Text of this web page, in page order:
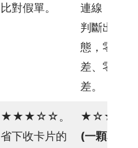
比對假單。
連線，自動
判斷出勤狀
態，零時
差、零誤
差。
★★★☆☆。
省下收卡片的
★☆☆☆☆
(一顆星是